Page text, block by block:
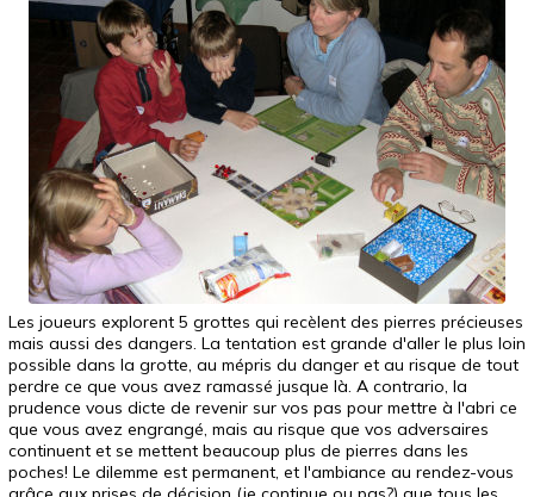
Les joueurs explorent 5 grottes qui recèlent des pierres précieuses
mais aussi des dangers. La tentation est grande d'aller le plus loin
possible dans la grotte, au mépris du danger et au risque de tout
perdre ce que vous avez ramassé jusque là. A contrario, la
prudence vous dicte de revenir sur vos pas pour mettre à l'abri ce
que vous avez engrangé, mais au risque que vos adversaires
continuent et se mettent beaucoup plus de pierres dans les
poches! Le dilemme est permanent, et l'ambiance au rendez-vous